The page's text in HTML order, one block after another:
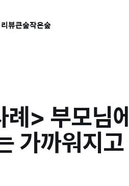
뷰큰숲작은숲
> 부모님
가까워지고